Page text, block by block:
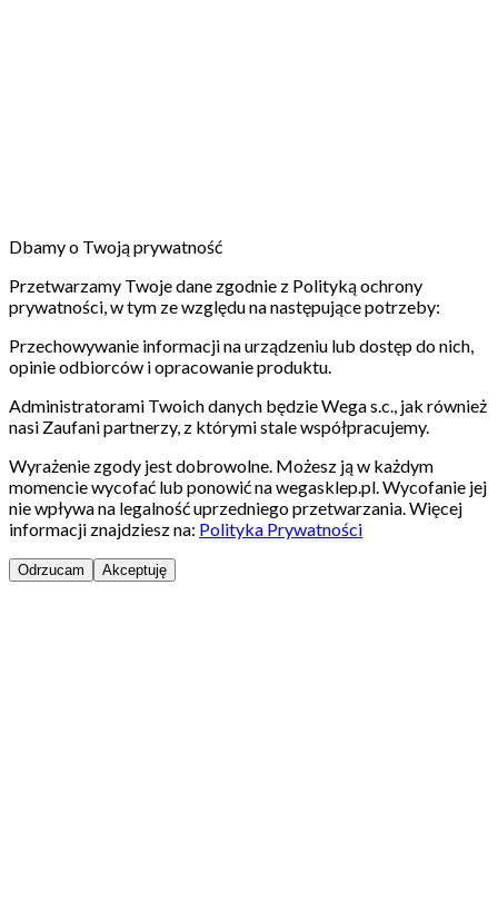
Dbamy o Twoją prywatność
Przetwarzamy Twoje dane zgodnie z Polityką ochrony
prywatności, w tym ze względu na następujące potrzeby:
Przechowywanie informacji na urządzeniu lub dostęp do nich,
opinie odbiorców i opracowanie produktu.
Administratorami Twoich danych będzie Wega s.c., jak również
nasi Zaufani partnerzy, z którymi stale współpracujemy.
Wyrażenie zgody jest dobrowolne. Możesz ją w każdym
momencie wycofać lub ponowić na wegasklep.pl. Wycofanie jej
nie wpływa na legalność uprzedniego przetwarzania. Więcej
informacji znajdziesz na: Polityka Prywatności
Odrzucam Akceptuję